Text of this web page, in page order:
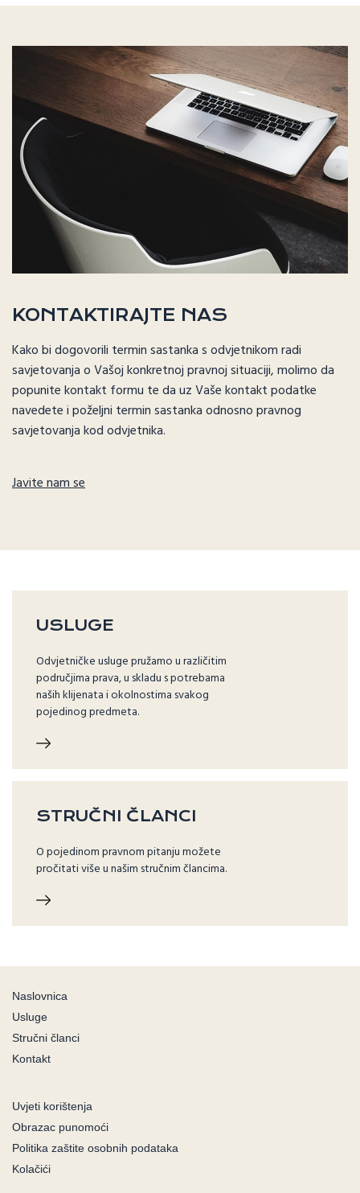
KONTAKTIRAJTE NAS
Kako bi dogovorili termin sastanka s odvjetnikom radi
savjetovanja o Vašoj konkretnoj pravnoj situaciji, molimo da
popunite kontakt formu te da uz Vaše kontakt podatke
navedete i poželjni termin sastanka odnosno pravnog
savjetovanja kod odvjetnika.
Javite nam se
USLUGE
Odvjetničke usluge pružamo u različitim
područjima prava, u skladu s potrebama
naših klijenata i okolnostima svakog
pojedinog predmeta.
STRUČNI ČLANCI
O pojedinom pravnom pitanju možete
pročitati više u našim stručnim člancima.
Naslovnica
Usluge
Stručni članci
Kontakt
Uvjeti korištenja
Obrazac punomoći
Politika zaštite osobnih podataka
Kolačići